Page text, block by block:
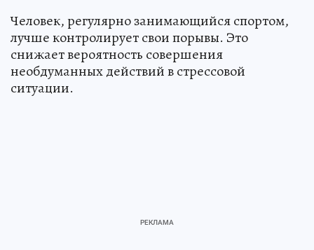
Человек, регулярно занимающийся спортом,
лучше контролирует свои порывы. Это
снижает вероятность совершения
необдуманных действий в стрессовой
ситуации.